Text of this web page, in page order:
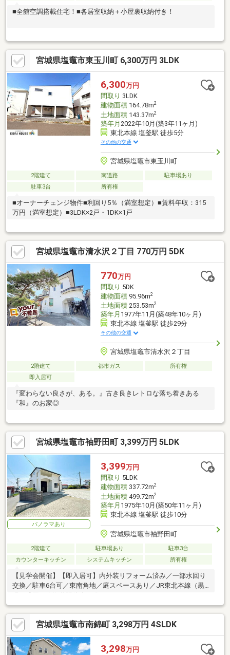
■全館空調搭載住宅！■各居室収納＋小屋裏収納付き！
宮城県塩竈市東玉川町 6,300万円 3LDK
6,300万円
間取り 3LDK
建物面積164.78m2
土地面積143.37m2
築年月 2022年10月(築3年11ヶ月)
東北本線 塩釜駅 徒歩5分
その他の交通
宮城県塩竈市東玉川町
2階建て 南道路
駐車場あり
駐車3台
所有権
■オーナーチェンジ物件■利回り5％（満室想定）■賃料年収：315
万円（満室想定）■3LDK×2戸・1DK×1戸
宮城県塩竈市清水沢２丁目 770万円 5DK
770万円
間取り 5DK
建物面積95.96m2
土地面積253.53m2
築年月 1977年11月(築48年10ヶ月)
東北本線 塩釜駅 徒歩29分
その他の交通
宮城県塩竈市清水沢２丁目
2階建て 都市ガス
所有権
即入居可
『変わらない良さが、ある。』古き良きレトロな落ち着きある
『和』のお家◎
宮城県塩竈市袖野田町 3,399万円 5LDK
パノラマあり
3,399万円
間取り 5LDK
建物面積337.72m2
土地面積499.72m2
築年月 1975年10月(築50年11ヶ月)
東北本線 塩釜駅 徒歩10分
宮城県塩竈市袖野田町
2階建て 駐車場あり
駐車3台
カウンターキッチン
システムキッチン 所有権
【見学会開催】【即入居可】内外装リフォーム済み／一部水回り
交換／駐車6台可／東南角地／庭スペースあり／JR東北本線（黒
宮城県塩竈市南錦町 3,298万円 4SLDK
3,298万円